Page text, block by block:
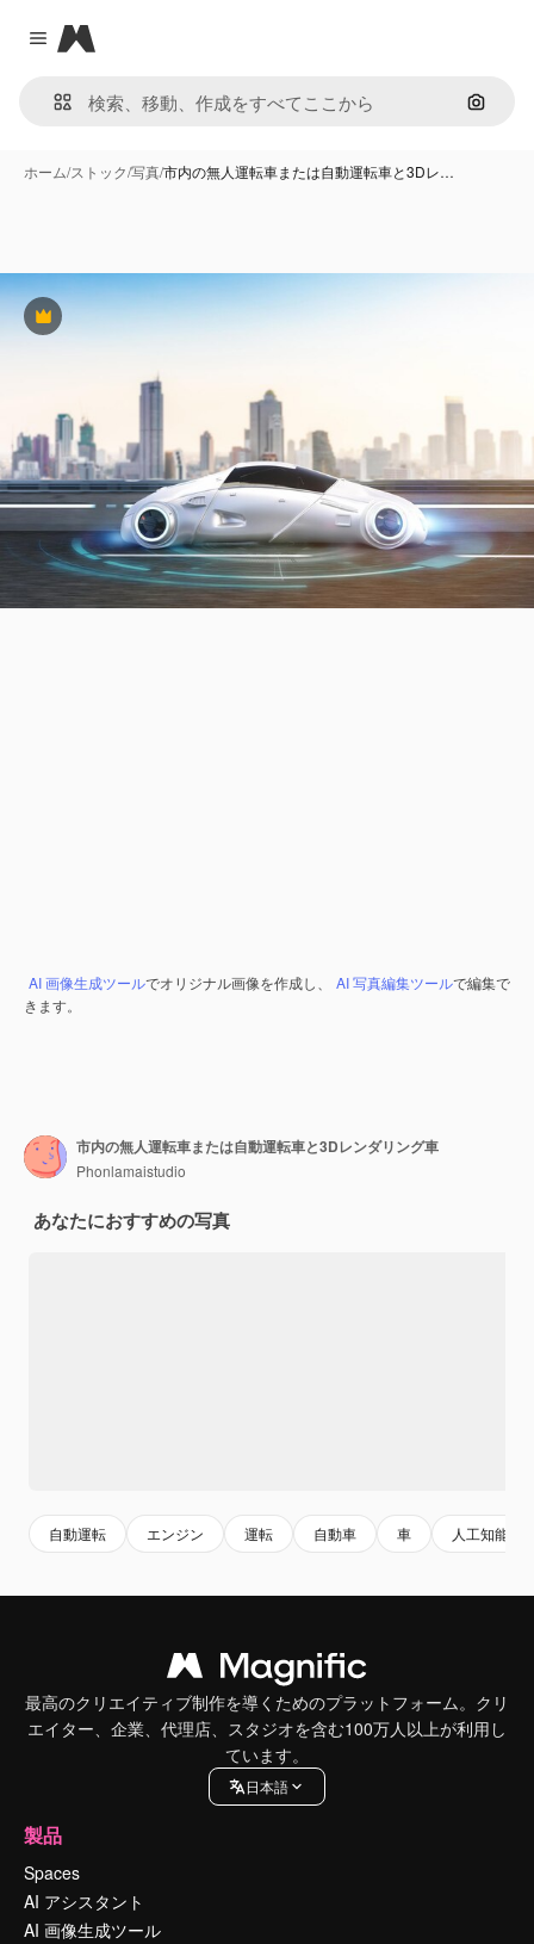
Close menu
Magnific
画像で
ホーム/ストック/写真/市内の無人運転車または自動運転車と3Dレ…
Premium
AI 画像生成ツールでオリジナル画像を作成し、 AI 写真編集ツールで編集で
きます。
市内の無人運転車または自動運転車と3Dレンダリング車
Phonlamaistudio
あなたにおすすめの写真
自動運転 エンジン 運転 自動車 車 人工知能
最高のクリエイティブ制作を導くためのプラットフォーム。クリ
エイター、企業、代理店、スタジオを含む100万人以上が利用し
ています。
日本語
製品
Spaces
AI アシスタント
AI 画像生成ツール